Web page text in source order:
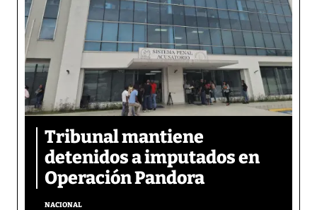
Tribunal mantiene
detenidos a imputados en
Operación Pandora
NACIONAL